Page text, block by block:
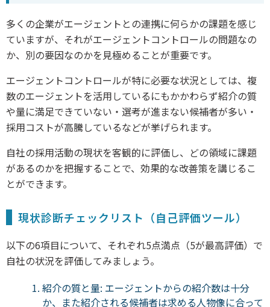
多くの企業がエージェントとの連携に何らかの課題を感じ
ていますが、それがエージェントコントロールの問題なの
か、別の要因なのかを見極めることが重要です。
エージェントコントロールが特に必要な状況としては、複
数のエージェントを活用しているにもかかわらず紹介の質
や量に満足できていない・選考が進まない候補者が多い・
採用コストが高騰しているなどが挙げられます。
自社の採用活動の現状を客観的に評価し、どの領域に課題
があるのかを把握することで、効果的な改善策を講じるこ
とができます。
現状診断チェックリスト（自己評価ツール）
以下の6項目について、それぞれ5点満点（5が最高評価）で
自社の状況を評価してみましょう。
紹介の質と量: エージェントからの紹介数は十分
か、また紹介される候補者は求める人物像に合って